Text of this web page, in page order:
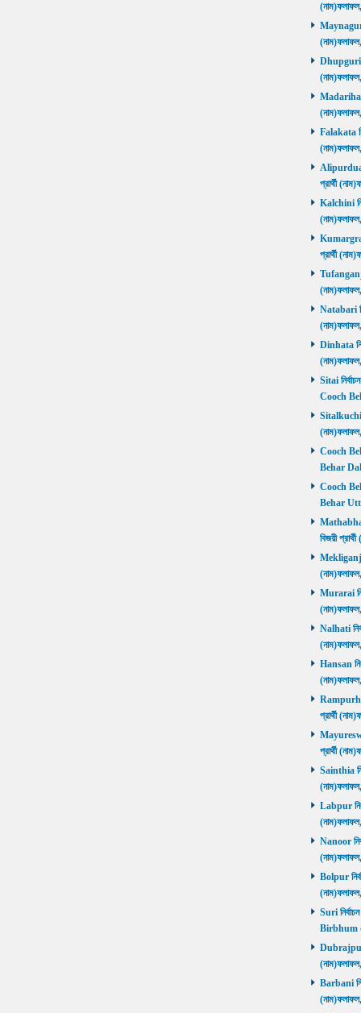
Maynaguri
Dhupguri
Madarihat
Falakata
প্রার্থী
Kalchini
প্রার্থী
Tufanganj
Natabari
Dinhata
Sitai
Cooch
Sitalkuchi
Cooch
Behar
Cooch
Behar
বিজয়ী
Mekliganj
Murarai
Nalhati
Hansan
Rampurhat
প্রার্থী
প্রার্থী
Sainthia
Labpur
Nanoor
Bolpur
Suri
Birbhum
Dubrajpur
Barbani